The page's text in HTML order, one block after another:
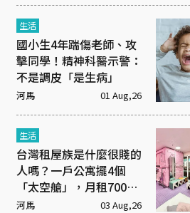
生活
國小生4年踹傷老師、攻
擊同學！精神科醫示警：
不是調皮「是生病」
河馬 01 Aug,26
生活
台灣租屋族是什麼很賤的
人嗎？一戶公寓擺4個
「太空艙」，月租7000
元
河馬 03 Aug,26